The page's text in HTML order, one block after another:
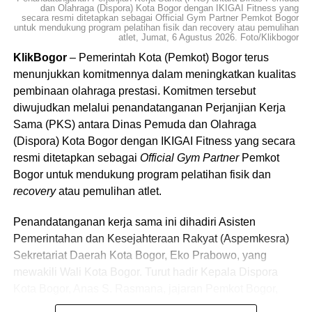
Meski demikian, ia mengingatkan bahwa bukti ilmiah
mengenai manfaat seduhan teh buah jambu biji muda
pada manusia masih terbatas jika dibandingkan dengan
penelitian terhadap ekstrak daun jambu. Karena itu,
manfaat kesehatannya masih perlu dikaji lebih lanjut
melalui penelitian klinis.
Menurut Prof Sandra, pemanfaatan buah jambu biji muda
sebagai teh juga berpotensi dikembangkan di Indonesia.
Baca juga:Pemkot Bogor Minta Kepastian
Dalam budi daya jambu biji, petani umumnya melakukan
penjarangan buah ( fruit thinning ) untuk meningkatkan
kualitas panen. Selama ini, buah muda hasil penjarangan
dan Olahraga (Dispora) Kota Bogor dengan IKIGAI Fitness yang
secara resmi ditetapkan sebagai Official Gym Partner Pemkot Bogor
untuk mendukung program pelatihan fisik dan recovery atau pemulihan
atlet, Jumat, 6 Agustus 2026. Foto/Klikbogor
KlikBogor– Pemerintah Kota (Pemkot) Bogor terus
menunjukkan komitmennya dalam meningkatkan kualitas
pembinaan olahraga prestasi. Komitmen tersebut
diwujudkan melalui penandatanganan Perjanjian Kerja
Sama (PKS) antara Dinas Pemuda dan Olahraga
(Dispora) Kota Bogor dengan IKIGAI Fitness yang secara
resmi ditetapkan sebagai Official Gym PartnerPemkot
Bogor untuk mendukung program pelatihan fisik dan
recoveryatau pemulihan atlet.
Penandatanganan kerja sama ini dihadiri Asisten
Pemerintahan dan Kesejahteraan Rakyat (Aspemkesra)
Sekretariat Daerah Kota Bogor, Eko Prabowo, yang
mewakili Wali Kota Bogor. Turut hadir Kepala Dispora
pengurus cabang olahraga, serta manajemen IKIGAI